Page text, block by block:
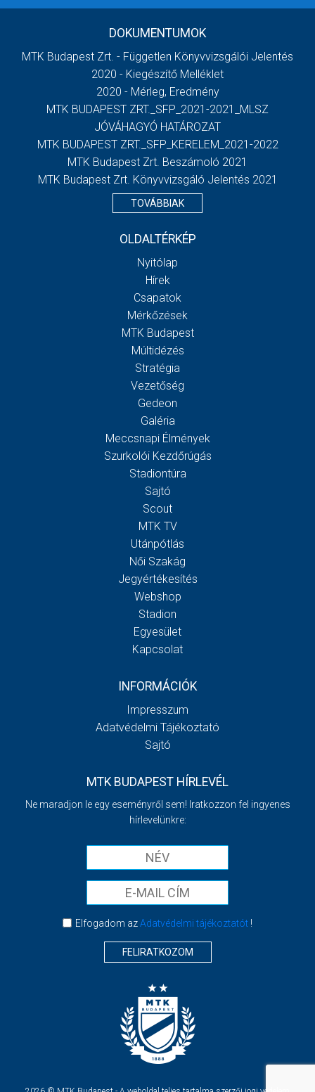
DOKUMENTUMOK
MTK Budapest Zrt. - Független Könyvvizsgálói Jelentés
2020 - Kiegészítő Melléklet
2020 - Mérleg, Eredmény
MTK BUDAPEST ZRT._SFP_2021-2021_MLSZ
JÓVÁHAGYÓ HATÁROZAT
MTK BUDAPEST ZRT._SFP_KERELEM_2021-2022
MTK Budapest Zrt. Beszámoló 2021
MTK Budapest Zrt. Könyvvizsgáló Jelentés 2021
TOVÁBBIAK
OLDALTÉRKÉP
Nyitólap
Hírek
Csapatok
Mérkőzések
MTK Budapest
Múltidézés
Stratégia
Vezetőség
Gedeon
Galéria
Meccsnapi Élmények
Szurkolói Kezdőrúgás
Stadiontúra
Sajtó
Scout
MTK TV
Utánpótlás
Női Szakág
Jegyértékesítés
Webshop
Stadion
Egyesület
Kapcsolat
INFORMÁCIÓK
Impresszum
Adatvédelmi Tájékoztató
Sajtó
MTK BUDAPEST HÍRLEVÉL
Ne maradjon le egy eseményről sem! Iratkozzon fel ingyenes
hírlevelünkre:
Elfogadom azAdatvédelmi tájékoztatót!
FELIRATKOZOM